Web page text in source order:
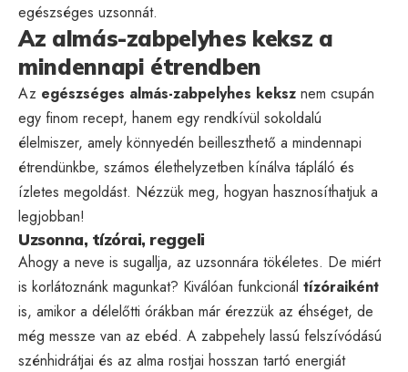
egészséges uzsonnát.
Az almás-zabpelyhes keksz a
mindennapi étrendben
Az egészséges almás-zabpelyhes keksz nem csupán
egy finom recept, hanem egy rendkívül sokoldalú
élelmiszer, amely könnyedén beilleszthető a mindennapi
étrendünkbe, számos élethelyzetben kínálva tápláló és
ízletes megoldást. Nézzük meg, hogyan hasznosíthatjuk a
legjobban!
Uzsonna, tízórai, reggeli
Ahogy a neve is sugallja, az uzsonnára tökéletes. De miért
is korlátoznánk magunkat? Kiválóan funkcionál tízóraiként
is, amikor a délelőtti órákban már érezzük az éhséget, de
még messze van az ebéd. A zabpehely lassú felszívódású
szénhidrátjai és az alma rostjai hosszan tartó energiát